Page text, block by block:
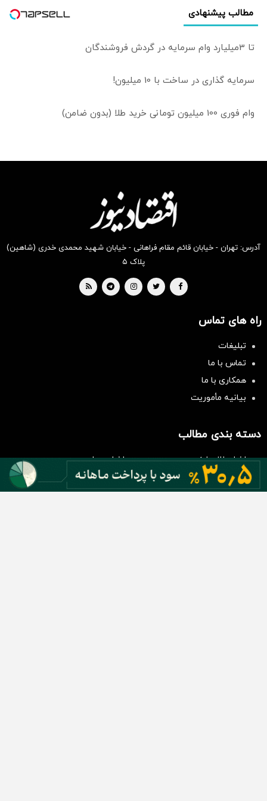
زیرا...
مطالب پیشنهادی
تا 3میلیارد وام سرمایه در گردش فروشندگان
سرمایه گذاری در ساخت با 10 میلیون!
وام فوری 100 میلیون تومانی خرید طلا (بدون ضامن)
آدرس: تهران - خیابان قائم مقام فراهانی - خیابان شهید محمدی خدری (شاهین)
پلاک ۵
راه های تماس
تبلیغات
تماس با ما
همکاری با ما
بیانیه مأموریت
دسته بندی مطالب
اخبار طلا و ارز
اخبار سیاسی
اخبار بورس
اخبار مسکن
اخبار خودرو
اخبار تکنولوژی